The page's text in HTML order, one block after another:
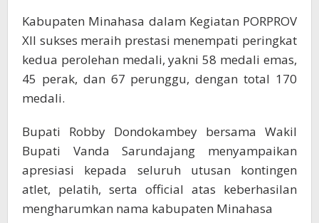
Kabupaten Minahasa dalam Kegiatan PORPROV
XII sukses meraih prestasi menempati peringkat
kedua perolehan medali, yakni 58 medali emas,
45 perak, dan 67 perunggu, dengan total 170
medali.
Bupati Robby Dondokambey bersama Wakil
Bupati Vanda Sarundajang menyampaikan
apresiasi kepada seluruh utusan kontingen
atlet, pelatih, serta official atas keberhasilan
mengharumkan nama kabupaten Minahasa